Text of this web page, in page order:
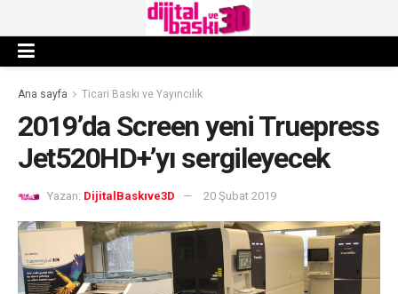
Ana sayfa Ticari Baskı ve Yayıncılık
2019’da Screen yeni Truepress
Jet520HD+’yı sergileyecek
Yazan: DijitalBaskıve3D 20 Şubat 2019